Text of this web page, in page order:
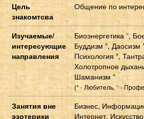
Цель
знакомтсва
Общение по
Изучаемые/
интересующие
направления
Биоэнергетика*,
Буддизм *,Даосизм
Психология *,
Холотропное
Шаманизм*
(*- Любитель,*-
Занятия вне
эзотерики
Бизнес,
Интернет,